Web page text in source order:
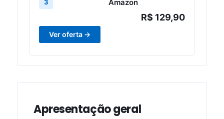
3 Amazon
R$ 129,90
Ver oferta →
Apresentação geral